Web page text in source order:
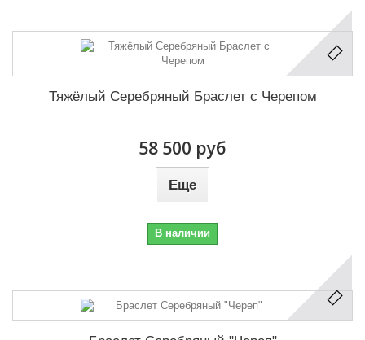
Тяжёлый Серебряный Браслет с Черепом
58 500 руб
Еще
В наличии